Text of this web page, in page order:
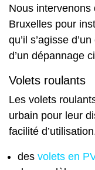
Nous
Bruxelles pour
qu’il s’agisse
d’un dépannage
Volets roulants
Les volets
urbain pour leur
facilité
des volets en